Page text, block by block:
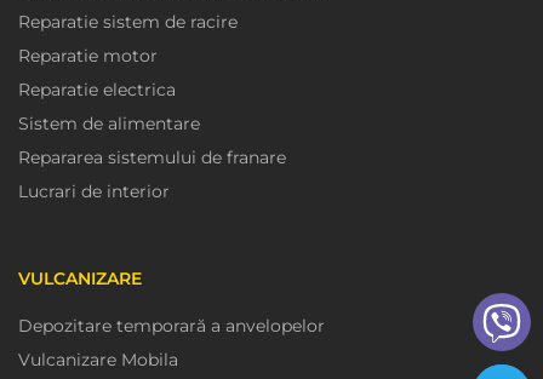
Reparatie sistem de racire
Reparatie motor
Reparatie electrica
Sistem de alimentare
Repararea sistemului de franare
Lucrari de interior
VULCANIZARE
Depozitare temporară a anvelopelor
Vulcanizare Mobila